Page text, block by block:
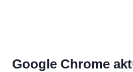
Google Chrome